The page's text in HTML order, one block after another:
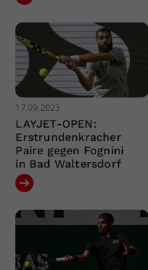
17.09.2023
LAYJET-OPEN:
Erstrundenkracher
Paire gegen Fognini
in Bad Waltersdorf